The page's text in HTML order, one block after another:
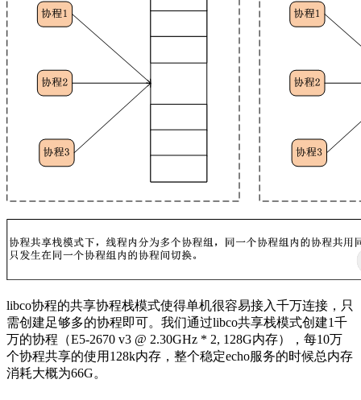
libco协程的共享协程栈模式使得单机很容易接入千万连接，只
需创建足够多的协程即可。我们通过libco共享栈模式创建1千
万的协程（E5-2670 v3 @ 2.30GHz * 2, 128G内存），每10万
个协程共享的使用128k内存，整个稳定echo服务的时候总内存
消耗大概为66G。